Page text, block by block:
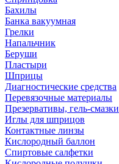
Бахилы
Банка вакуумная
Грелки
Напальчник
Беруши
Пластыри
Шприцы
Диагностические средства
Перевязочные материалы
Презервативы, гель-смазки
Иглы для шприцов
Контактные линзы
Кислородный баллон
Спиртовые салфетки